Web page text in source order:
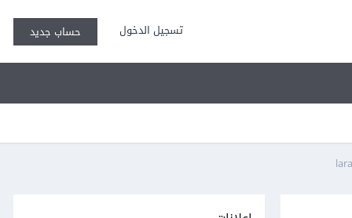
تسجيل الدخول حساب جديد